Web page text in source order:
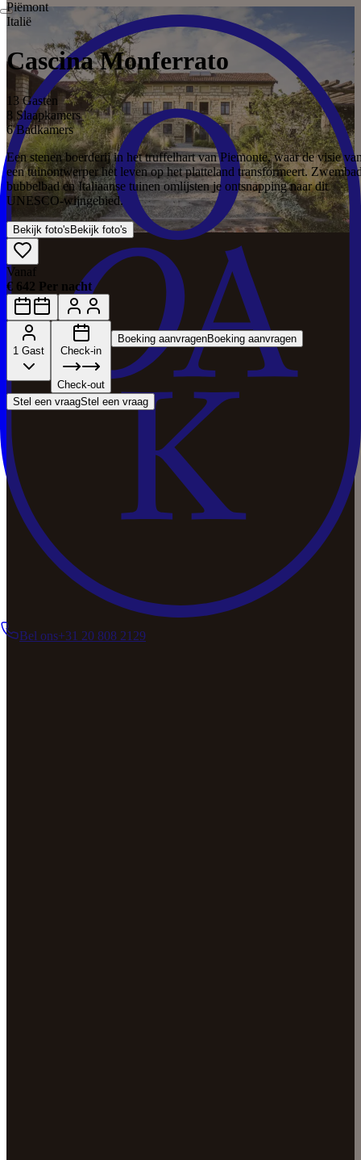
Bel ons+31 20 808 2129
Piëmont
Italië
Cascina Monferrato
13 Gasten
8 Slaapkamers
6 Badkamers
Een stenen boerderij in het truffelhart van Piemonte, waar de visie
een tuinontwerper het leven op het platteland transformeert.
bubbelbad en Italiaanse tuinen omlijsten je ontsnapping naar dit
UNESCO-wijngebied.
Bekijk foto's Bekijk foto's
Vanaf
€ 642 Per nacht
1 Gast Check-in
Check-out
Boeking aanvragenBoeking aanvragen
Stel een vraagStel een vraag